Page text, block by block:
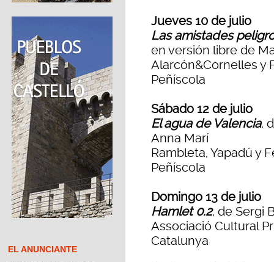
EL ANUNCIANTE
Jueves 10 de julio
Las amistades
en versión libre de
Alarcón&Cornelles y
Peñíscola
Sábado 12 de julio
El agua de Valencia,
Anna Marí
Rambleta, Yapadú y
Peñíscola
Domingo 13 de julio
Hamlet 0.2, de Sergi
Associació Cultural
Catalunya